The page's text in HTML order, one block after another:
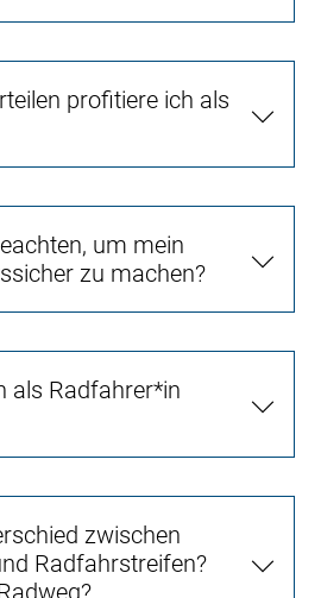
profitiere ich als
um mein
zu machen?
als Radfahrer*in
zwischen
Radfahrstreifen?